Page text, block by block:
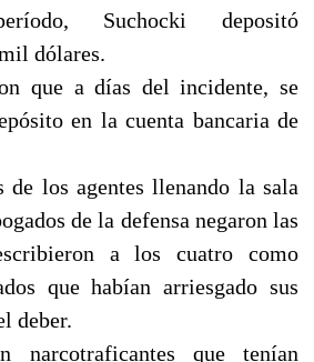
Suchocki depositó
dólares.
que a días del incidente, se
en la cuenta bancaria de
los agentes llenando la sala
de la defensa negaron las
a los cuatro como
que habían arriesgado sus
deber.
narcotraficantes que tenían